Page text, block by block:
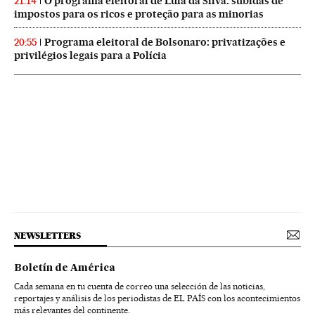
impostos para os ricos e proteção para as minorias
20:55
Programa eleitoral de Bolsonaro: privatizações e
privilégios legais para a Polícia
NEWSLETTERS
Boletín de América
Cada semana en tu cuenta de correo una selección de las noticias,
reportajes y análisis de los periodistas de EL PAÍS con los acontecimientos
más relevantes del continente.